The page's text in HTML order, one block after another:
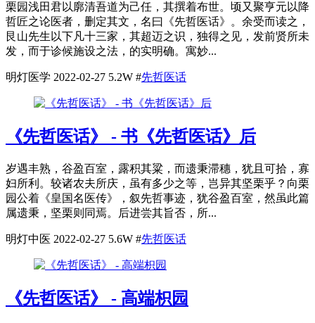
栗园浅田君以廓清吾道为己任，其撰着布世。顷又聚亨元以降
哲匠之论医者，删定其文，名曰《先哲医话》。余受而读之，
艮山先生以下凡十三家，其超迈之识，独得之见，发前贤所未
发，而于诊候施设之法，的实明确。寓妙...
明灯医学 2022-02-27 5.2W #先哲医话
《先哲医话》 - 书《先哲医话》后
岁遇丰熟，谷盈百室，露积其粱，而遗秉滞穗，犹且可拾，寡
妇所利。较诸农夫所庆，虽有多少之等，岂异其坚栗乎？向栗
园公着《皇国名医传》，叙先哲事迹，犹谷盈百室，然虽此篇
属遗秉，坚栗则同焉。后进尝其旨否，所...
明灯中医 2022-02-27 5.6W #先哲医话
《先哲医话》 - 高端枳园